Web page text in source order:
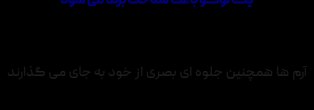
آرم ها همچنین جلوه ای بصری از خود به جای می گذارند